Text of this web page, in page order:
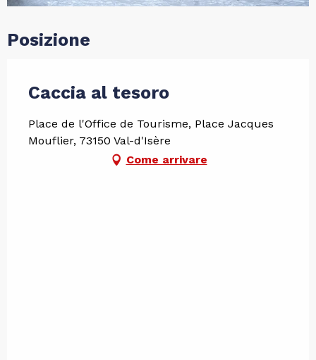
Posizione
Caccia al tesoro
Place de l'Office de Tourisme, Place Jacques
Mouflier, 73150 Val-d'Isère
Come arrivare